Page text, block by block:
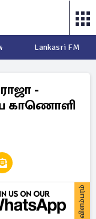
Lankasri FM
-
காணொளி
விளம்பரம்